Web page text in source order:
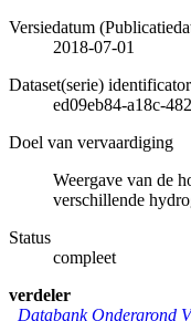
Versiedatum
2018-07-01
Dataset(serie) identificator
ed09eb84-a18c-
Doel van vervaardiging
Weergave van de
verschillende
Status
compleet
verdeler
Databank Ondergrond